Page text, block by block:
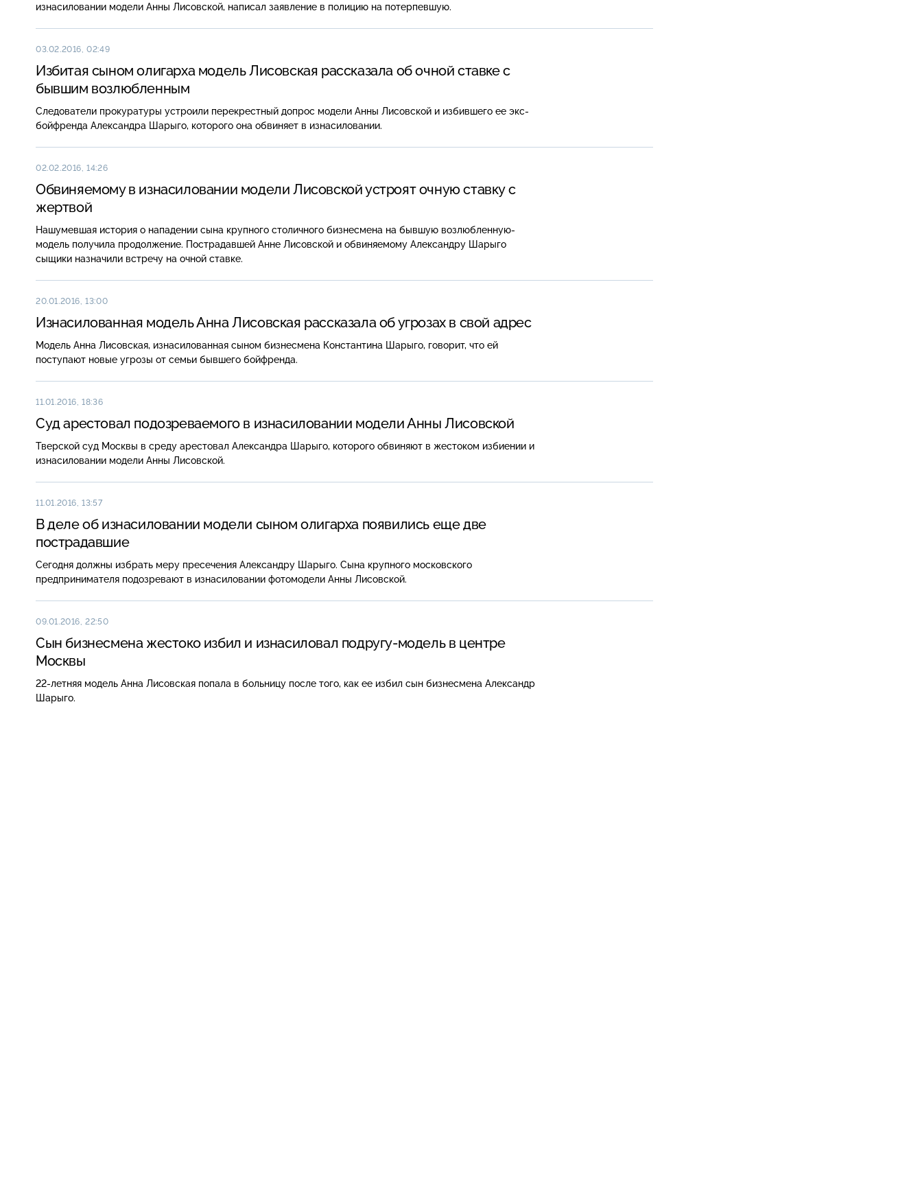
изнасиловании модели Анны Лисовской, написал заявление в полицию на потерпевшую.
03.02.2016, 02:49
Избитая сыном олигарха модель Лисовская рассказала об очной ставке с
бывшим возлюбленным
Следователи прокуратуры устроили перекрестный допрос модели Анны Лисовской и избившего ее экс-
бойфренда Александра Шарыго, которого она обвиняет в изнасиловании.
02.02.2016, 14:26
Обвиняемому в изнасиловании модели Лисовской устроят очную ставку с
жертвой
Нашумевшая история о нападении сына крупного столичного бизнесмена на бывшую возлюбленную-
модель получила продолжение. Пострадавшей Анне Лисовской и обвиняемому Александру Шарыго
сыщики назначили встречу на очной ставке.
20.01.2016, 13:00
Изнасилованная модель Анна Лисовская рассказала об угрозах в свой адрес
Модель Анна Лисовская, изнасилованная сыном бизнесмена Константина Шарыго, говорит, что ей
поступают новые угрозы от семьи бывшего бойфренда.
11.01.2016, 18:36
Суд арестовал подозреваемого в изнасиловании модели Анны Лисовской
Тверской суд Москвы в среду арестовал Александра Шарыго, которого обвиняют в жестоком избиении и
изнасиловании модели Анны Лисовской.
11.01.2016, 13:57
В деле об изнасиловании модели сыном олигарха появились еще две
пострадавшие
Сегодня должны избрать меру пресечения Александру Шарыго. Сына крупного московского
предпринимателя подозревают в изнасиловании фотомодели Анны Лисовской.
09.01.2016, 22:50
Сын бизнесмена жестоко избил и изнасиловал подругу-модель в центре
Москвы
22-летняя модель Анна Лисовская попала в больницу после того, как ее избил сын бизнесмена Александр
Шарыго.